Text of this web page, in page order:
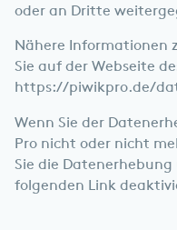
oder an Dritte
Nähere Informationen
Sie auf der Webseite
https://piwikpro.de/
Wenn Sie der
Pro nicht oder nicht
Sie die
folgenden Link